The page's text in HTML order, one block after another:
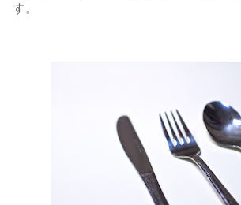
す。